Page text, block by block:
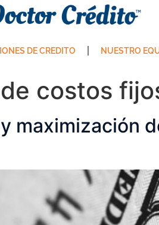
DE CREDITO NUESTRO
costos
maximización